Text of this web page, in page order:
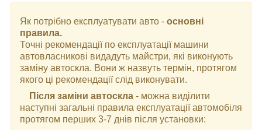
Як потрібно експлуатувати авто - основні
правила.
Точні рекомендації по експлуатації машини
автовласникові видадуть майстри, які виконують
заміну автоскла. Вони ж назвуть термін, протягом
якого ці рекомендації слід виконувати.
Після заміни автоскла - можна виділити
наступні загальні правила експлуатації автомобіля
протягом перших 3-7 днів після установки: